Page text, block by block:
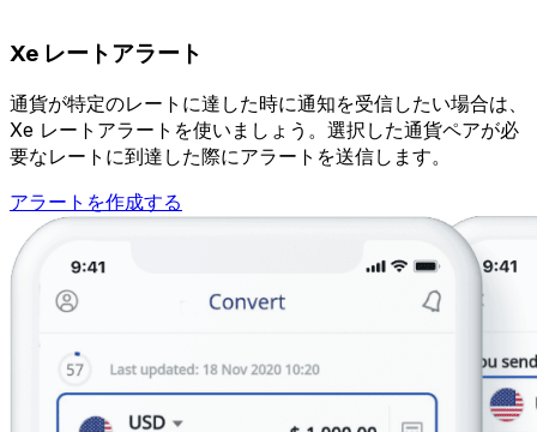
Xe レートアラート
通貨が特定のレートに達した時に通知を受信したい場合は、
Xe レートアラートを使いましょう。選択した通貨ペアが必
要なレートに到達した際にアラートを送信します。
アラートを作成する